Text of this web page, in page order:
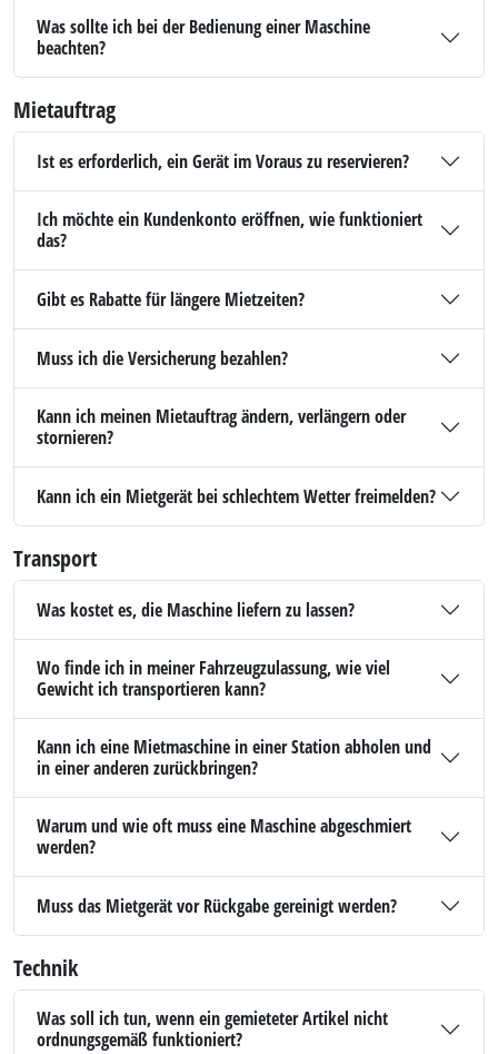
Was sollte ich bei der Bedienung einer Maschine
beachten?
Mietauftrag
Ist es erforderlich, ein Gerät im Voraus zu reservieren?
Ich möchte ein Kundenkonto eröffnen, wie funktioniert
das?
Gibt es Rabatte für längere Mietzeiten?
Muss ich die Versicherung bezahlen?
Kann ich meinen Mietauftrag ändern, verlängern oder
stornieren?
Kann ich ein Mietgerät bei schlechtem Wetter freimelden?
Transport
Was kostet es, die Maschine liefern zu lassen?
Wo finde ich in meiner Fahrzeugzulassung, wie viel
Gewicht ich transportieren kann?
Kann ich eine Mietmaschine in einer Station abholen und
in einer anderen zurückbringen?
Warum und wie oft muss eine Maschine abgeschmiert
werden?
Muss das Mietgerät vor Rückgabe gereinigt werden?
Technik
Was soll ich tun, wenn ein gemieteter Artikel nicht
ordnungsgemäß funktioniert?